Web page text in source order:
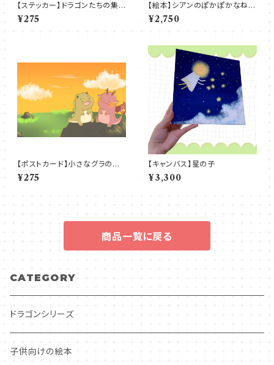
【ステッカー】ドラゴンたちの集
合写真
¥275
【絵本】シアンのぽかぽかなねが
いごと
¥2,750
【ポストカード】小さなグラの大
きないっぽ
¥275
【キャンバス】星の子
¥3,300
商品一覧に戻る
CATEGORY
ドラゴンシリーズ
子供向けの絵本